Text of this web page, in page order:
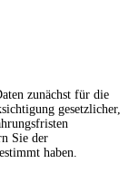
zunächst für die
gesetzlicher,
Sie der
haben.